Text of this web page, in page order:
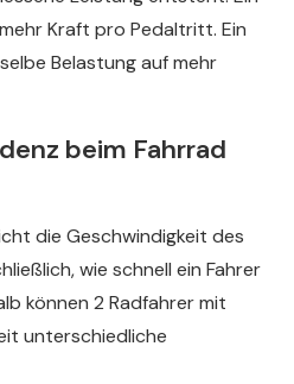
Kraft pro Pedaltritt. Ein
Belastung auf mehr
beim Fahrrad
die Geschwindigkeit des
wie schnell ein Fahrer
können 2 Radfahrer mit
unterschiedliche